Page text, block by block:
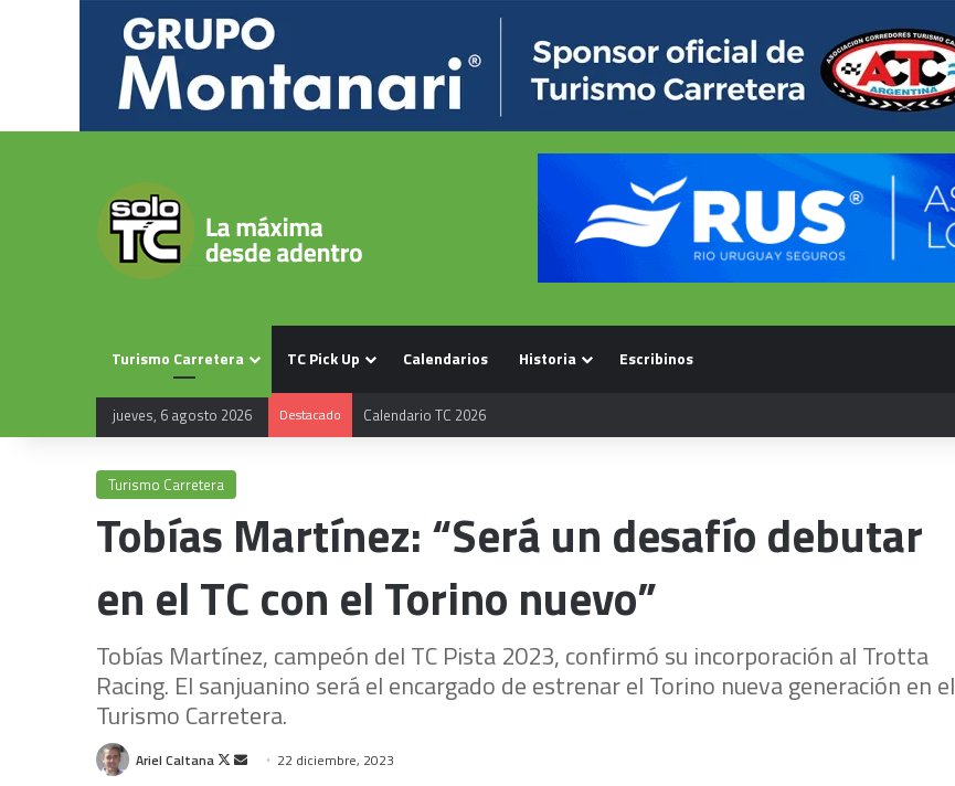
Turismo Carretera TC Pick Up Calendarios Historia Escribinos
jueves, 6 agosto 2026 Destacado Calendario TC 2026
Turismo Carretera
Tobías Martínez: “Será un desafío debutar
en el TC con el Torino nuevo”
Tobías Martínez, campeón del TC Pista 2023, confirmó su incorporación al Trotta
Racing. El sanjuanino será el encargado de estrenar el Torino nueva generación en el
Turismo Carretera.
Ariel Caltana
Follow
Send 22 diciembre, 2023